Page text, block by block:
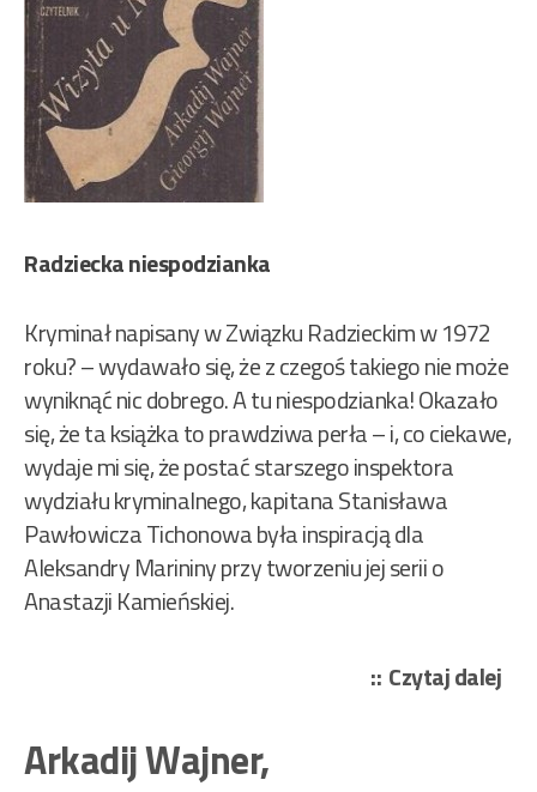
Radziecka niespodzianka
Kryminał napisany w Związku Radzieckim w 1972
roku? – wydawało się, że z czegoś takiego nie może
wyniknąć nic dobrego. A tu niespodzianka! Okazało
się, że ta książka to prawdziwa perła – i, co ciekawe,
wydaje mi się, że postać starszego inspektora
wydziału kryminalnego, kapitana Stanisława
Pawłowicza Tichonowa była inspiracją dla
Aleksandry Marininy przy tworzeniu jej serii o
Anastazji Kamieńskiej.
Czytaj dalej
Arkadij Wajner,